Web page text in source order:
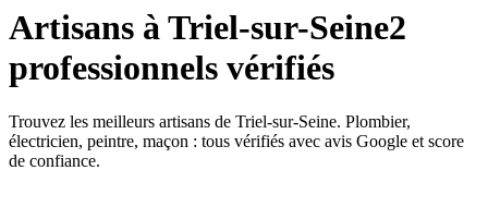
Artisans àTriel-sur-Seine2
professionnels vérifiés
Trouvez les meilleurs artisans de Triel-sur-Seine. Plombier,
électricien, peintre, maçon : tous vérifiés avec avis Google et score
de confiance.